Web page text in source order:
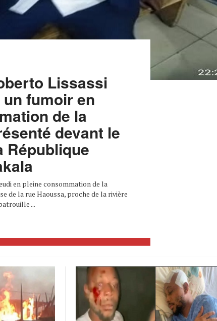
Lissassi
fumoir en
de la
devant le
République
en pleine consommation de la
de la rue Haoussa, proche de la rivière
...